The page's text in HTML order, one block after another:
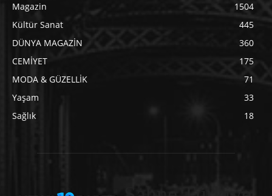
Magazin
1504
Kültür Sanat
445
DÜNYA MAGAZİN
360
CEMİYET
175
MODA & GÜZELLİK
71
Yaşam
33
Sağlık
18